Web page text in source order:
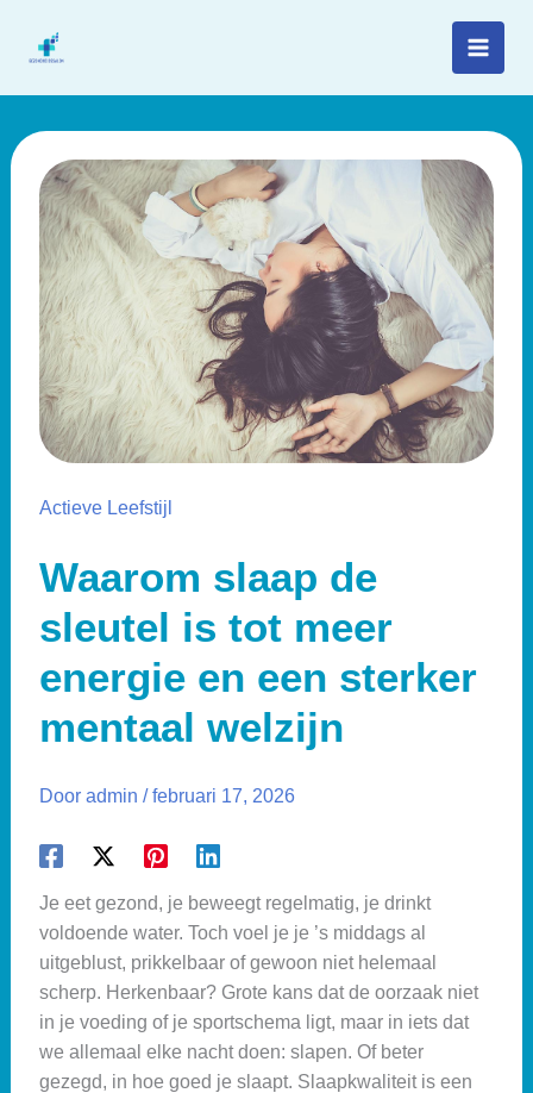
Actieve Leefstijl
Waarom slaap de
sleutel is tot meer
energie en een sterker
mentaal welzijn
Door admin /februari 17, 2026
Je eet gezond, je beweegt regelmatig, je drinkt
voldoende water. Toch voel je je ’s middags al
uitgeblust, prikkelbaar of gewoon niet helemaal
scherp. Herkenbaar? Grote kans dat de oorzaak niet
in je voeding of je sportschema ligt, maar in iets dat
we allemaal elke nacht doen: slapen. Of beter
gezegd, in hoe goed je slaapt. Slaapkwaliteit is een